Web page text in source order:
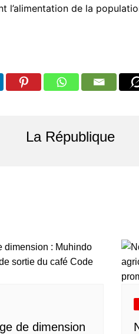
l’alimentation de la
La République
de dimension